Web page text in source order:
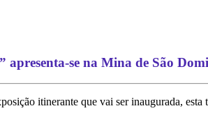
se na Mina de São
itinerante que vai ser inaugurada,